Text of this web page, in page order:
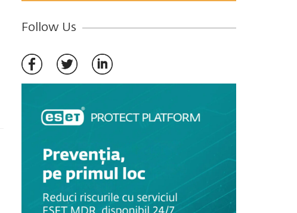
Follow Us